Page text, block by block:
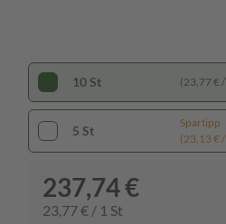
10 St (23,77 € /
5 St
Spartipp
(23,13 € /
237,74 €
23,77 € / 1 St